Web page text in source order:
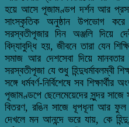
হয়ে আসে পূজামণ্ডপ দর্শন আর
সাংস্কৃতিক অনুষ্ঠান উপভোগ করে
সরস্বতীপূজার দিন অঞ্জলি দিয়ে
বিদ্যাবুদ্ধি হয়, জীবনে তারা যেন
সমাজ আর দেশসেবা দিয়ে
সরস্বতীপূজা যে শুধু হিন্দুধর্মাবলম্বী
সঙ্গে ধর্মবর্ণ-নির্বিশেষে সব
পূজামণ্ডপে ছেলেমেয়েদের সুন্দর
বিতরণ, রঙিন সাজে ধূপধূনা আর ফুল
দেখলে মন আনন্দে ভরে যায়, কে